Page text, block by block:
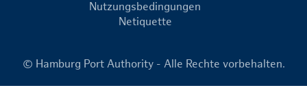
Nutzungsbedingungen
Netiquette
© Hamburg Port Authority - Alle Rechte vorbehalten.